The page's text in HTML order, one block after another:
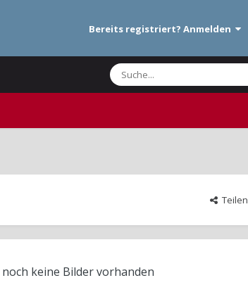
Bereits registriert? Anmelden
Teilen
keine Bilder vorhanden